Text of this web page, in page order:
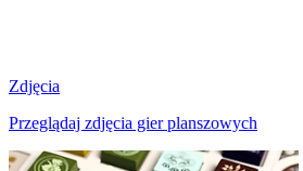
Zdjęcia
Przeglądaj zdjęcia gier planszowych